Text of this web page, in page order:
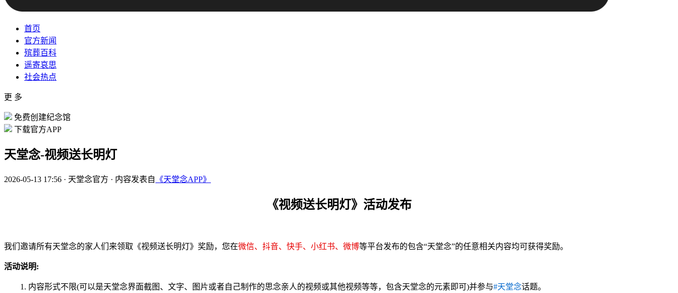
首页
官方新闻
殡葬百科
遥寄哀思
社会热点
更 多
免费创建纪念馆
下载官方APP
天堂念-视频送长明灯
2026-05-13 17:56 · 天堂念官方 · 内容发表自 《天堂念APP》
《视频送长明灯》活动发布
我们邀请所有天堂念的家人们来领取《视频送长明灯》奖励，您在微信、抖音、快手、小红书、微博等平台发布的包含“天堂念”的任意相关内容均可获得奖励。
活动说明:
1. 内容形式不限(可以是天堂念界面截图、文字、图片或者自己制作的思念亲人的视频或其他视频等等，包含天堂念的元素即可)并参与#天堂念话题。